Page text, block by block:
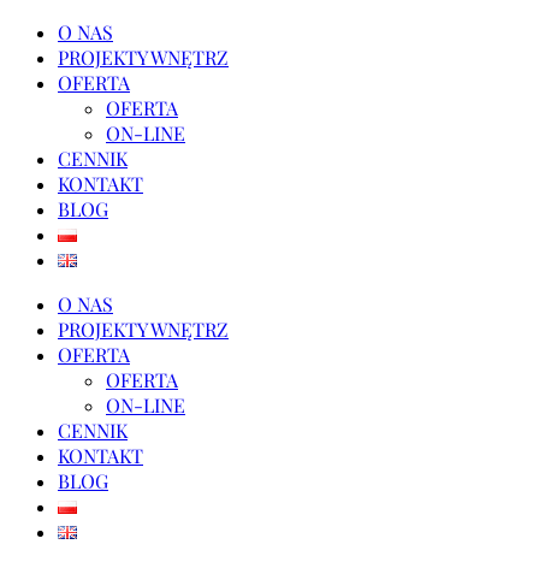
O NAS
PROJEKTY WNĘTRZ
OFERTA
OFERTA
ON-LINE
CENNIK
KONTAKT
BLOG
O NAS
PROJEKTY WNĘTRZ
OFERTA
OFERTA
ON-LINE
CENNIK
KONTAKT
BLOG